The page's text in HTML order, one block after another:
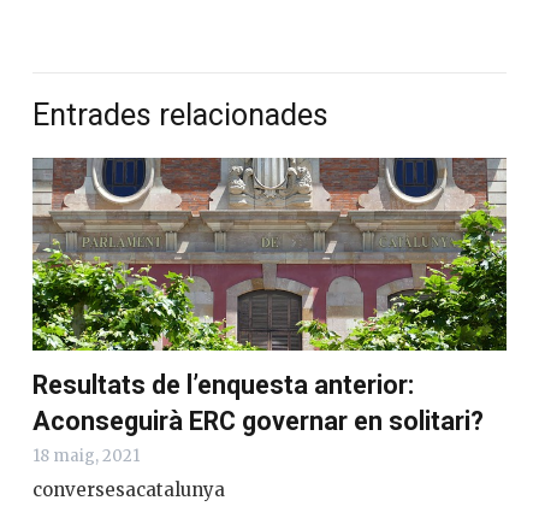
Entrades relacionades
Resultats de l’enquesta anterior:
Aconseguirà ERC governar en solitari?
18 maig, 2021
conversesacatalunya